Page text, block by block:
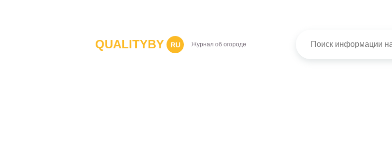
QUALITYBY RU Журнал об огороде